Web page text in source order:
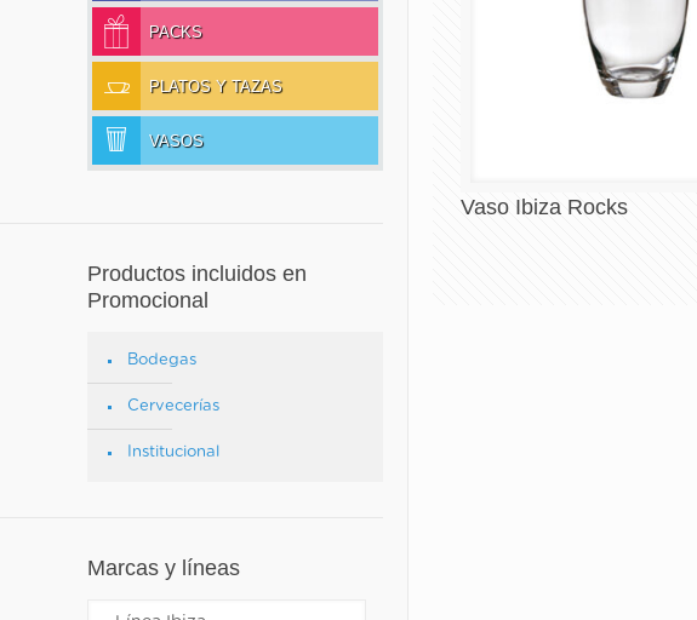
JARRAS Y TARROS
Vaso Ibiza Rocks
PACKS
PLATOS Y TAZAS
VASOS
Productos incluidos en
Promocional
Bodegas
Cervecerías
Institucional
Marcas y líneas